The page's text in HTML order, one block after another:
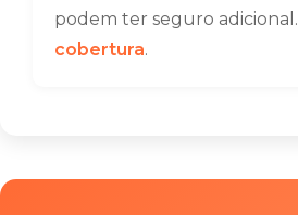
podem ter seguro adicional.
cobertura.